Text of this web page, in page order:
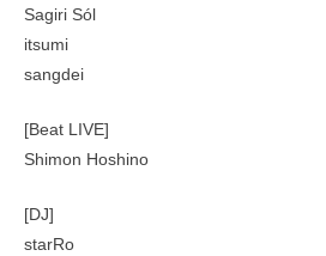
Sagiri Sól
itsumi
sangdei
[Beat LIVE]
Shimon Hoshino
[DJ]
starRo